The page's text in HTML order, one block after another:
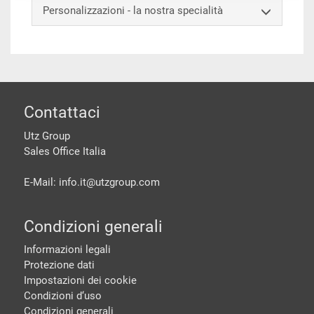
Personalizzazioni - la nostra specialità
piè di pagine
Contattaci
Utz Group
Sales Office Italia
E-Mail: info.it@utzgroup.com
Condizioni generali
Informazioni legali
Protezione dati
Impostazioni dei cookie
Condizioni d‘uso
Condizioni generali